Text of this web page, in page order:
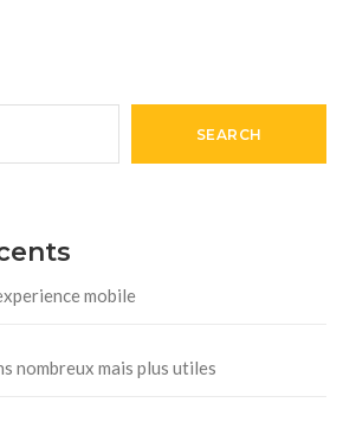
SEARCH
mobile
nombreux mais plus utiles